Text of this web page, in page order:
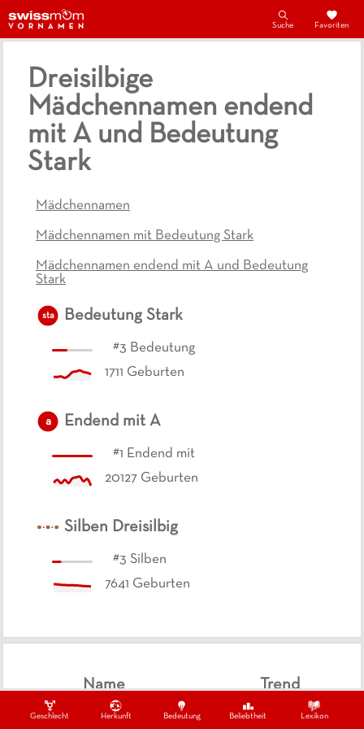
Geschlecht Herkunft Bedeutung Beliebtheit Lexikon
Suche Favoriten
Dreisilbige
Mädchennamen endend
mit A und Bedeutung
Stark
Mädchennamen
Mädchennamen mit Bedeutung Stark
Mädchennamen endend mit A und Bedeutung
Stark
sta Bedeutung Stark
#3 Bedeutung
1711 Geburten
a Endend mit A
#1 Endend mit
20127 Geburten
Silben Dreisilbig
#3 Silben
7641 Geburten
Name Trend